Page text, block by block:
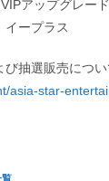
アップグレー
イープラス
抽選販売につ
asia-star-
覧